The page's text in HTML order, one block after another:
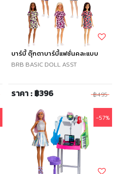
บาร์บี้ ตุ๊กตาบาร์บี้แฟชั่นคละแบบ
BRB BASIC DOLL ASST
ราคา : ฿396 ฿495
-57%